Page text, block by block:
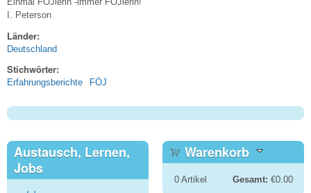
I. Peterson
Länder:
Deutschland
Stichwörter:
Erfahrungsberichte FÖJ
Austausch, Lernen,
Jobs
Warenkorb
0Artikel Gesamt: €0.00